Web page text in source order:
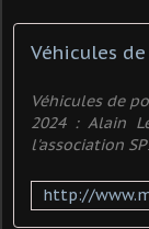
Véhicules
Véhicules de
2024 : Alain
l'association